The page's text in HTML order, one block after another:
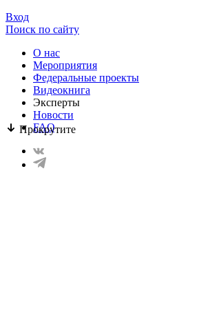
Прокрутите
Вход
Поиск по сайту
О нас
Mероприятия
Федеральные проекты
Видеокнига
Эксперты
Новости
FAQ